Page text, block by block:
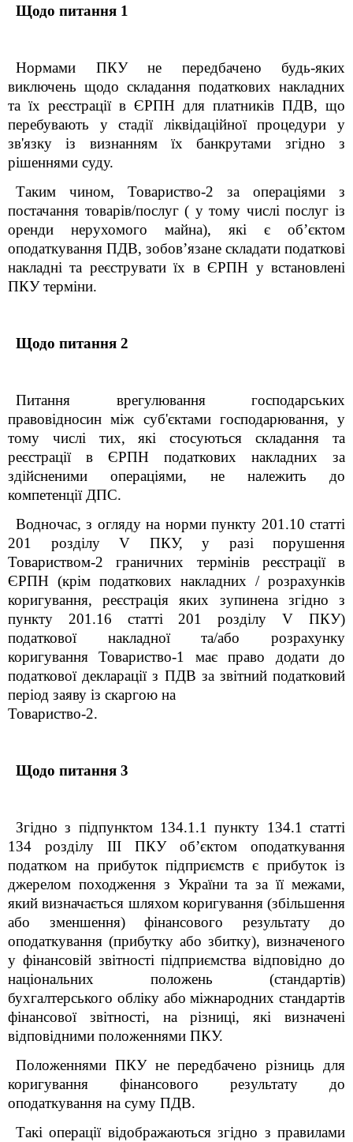
Щодо питання 1
Нормами ПКУ не передбачено будь-яких
виключень щодо складання податкових накладних
та їх реєстрації в ЄРПН для платників ПДВ, що
перебувають у стадії ліквідаційної процедури у
зв'язку із визнанням їх банкрутами згідно з
рішеннями суду.
Таким чином, Товариство-2 за операціями з
постачання товарів/послуг ( у тому числі послуг із
оренди нерухомого майна), які є об’єктом
оподаткування ПДВ, зобов’язане складати податкові
накладні та реєструвати їх в ЄРПН у встановлені
ПКУ терміни.
Щодо питання 2
Питання врегулювання господарських
правовідносин між суб'єктами господарювання, у
тому числі тих, які стосуються складання та
реєстрації в ЄРПН податкових накладних за
здійсненими операціями, не належить до
компетенції ДПС.
Водночас, з огляду на норми пункту 201.10 статті
201 розділу V ПКУ, у разі порушення
Товариством-2 граничних термінів реєстрації в
ЄРПН (крім податкових накладних / розрахунків
коригування, реєстрація яких зупинена згідно з
пункту 201.16 статті 201 розділу V ПКУ)
податкової накладної та/або розрахунку
коригування Товариство-1 має право додати до
податкової декларації з ПДВ за звітний податковий
період заяву із скаргою на
Товариство-2.
Щодо питання 3
Згідно з підпунктом 134.1.1 пункту 134.1 статті
134 розділу ІІІ ПКУ об’єктом оподаткування
податком на прибуток підприємств є прибуток із
джерелом походження з України та за її межами,
який визначається шляхом коригування (збільшення
або зменшення) фінансового результату до
оподаткування (прибутку або збитку), визначеного
у фінансовій звітності підприємства відповідно до
національних положень (стандартів)
бухгалтерського обліку або міжнародних стандартів
фінансової звітності, на різниці, які визначені
відповідними положеннями ПКУ.
Положеннями ПКУ не передбачено різниць для
коригування фінансового результату до
оподаткування на суму ПДВ.
Такі операції відображаються згідно з правилами